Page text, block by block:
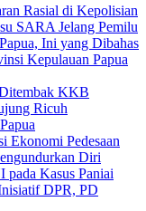
Rasial di Kepolisian
SARA Jelang Pemilu
Ini yang Dibahas
Kepulauan Papua
KKB
Ricuh
Ekonomi Pedesaan
Diri
pada Kasus Paniai
DPR, PD